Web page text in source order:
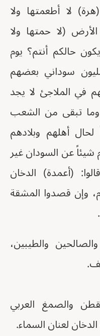
لا أطعمتها ولا
(لا حمتها ولا
حالكم أنتم؟ يوم
القلوب الحناجر و40 مليون سوداني بعضهم
في الملاجئ لا يجد
تبقى من الشعب
أهلهم وبلادهم
شيئاً عن السودان غير
(أعمدة) الدخان
وإن قصدوا المشقة
والطيبين،
والصمغ العربي
لعنان السماء.